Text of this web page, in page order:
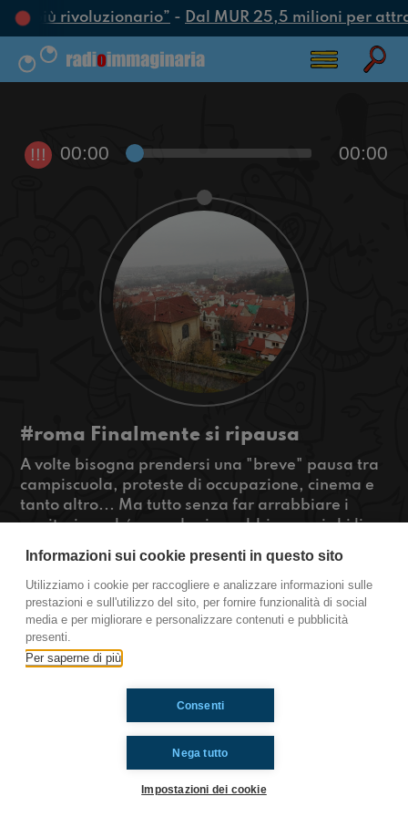
più rivoluzionario”- Dal MUR 25,5 milioni per
!!! 00:00 00:00
#roma Finalmente si ripausa
A volte bisogna prendersi una "breve" pausa tra
campiscuola, proteste di occupazione, cinema e
tanto altro... Ma tutto senza far arrabbiare i
genitori perché quando si arrabbiano poi chi li
offre di bello e di ciò di cui la scuola proprio non
vuole sentir parlare...
#OkkinSu
Roma
Ti è piaciuto? Condividilo!
Informazioni sui cookie presenti in questo sito
Utilizziamo i cookie per raccogliere e analizzare informazioni sulle
prestazioni e sull'utilizzo del sito, per fornire funzionalità di social
media e per migliorare e personalizzare contenuti e pubblicità
presenti.
Per saperne di più
Nega tutto
Consenti
Impostazioni dei cookie